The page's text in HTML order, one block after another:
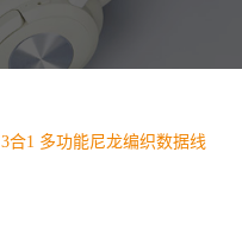
3合1 多功能尼龙编织数据线